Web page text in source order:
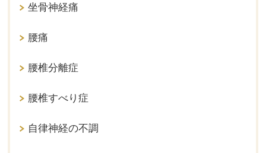
坐骨神経痛
腰痛
腰椎分離症
腰椎すべり症
自律神経の不調